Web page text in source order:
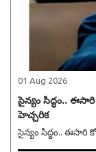
01 Aug 2026
సైన్యం సిద్ధం..
హెచ్చరిక
సైన్యం సిద్ధం.. ఈసారి